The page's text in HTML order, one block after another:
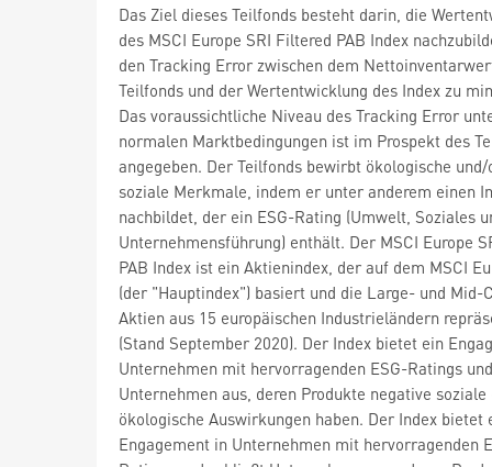
Das Ziel dieses Teilfonds besteht darin, die
des MSCI Europe SRI Filtered PAB Index
den Tracking Error zwischen dem
Teilfonds und der Wertentwicklung des Index zu
Das voraussichtliche Niveau des Tracking Error
normalen Marktbedingungen ist im Prospekt des
angegeben. Der Teilfonds bewirbt ökologische
soziale Merkmale, indem er unter anderem einen
nachbildet, der ein ESG-Rating (Umwelt, Soziales
Unternehmensführung) enthält. Der MSCI Europe
PAB Index ist ein Aktienindex, der auf dem MSCI
(der "Hauptindex") basiert und die Large- und Mid-
Aktien aus 15 europäischen Industrieländern
(Stand September 2020). Der Index bietet ein
Unternehmen mit hervorragenden ESG-Ratings
Unternehmen aus, deren Produkte negative soziale
ökologische Auswirkungen haben. Der Index bietet
Engagement in Unternehmen mit hervorragenden